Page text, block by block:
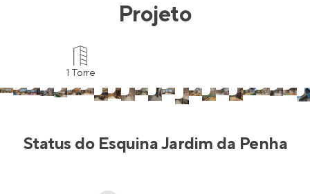
Projeto
1 Torre
Status do Esquina Jardim da Penha